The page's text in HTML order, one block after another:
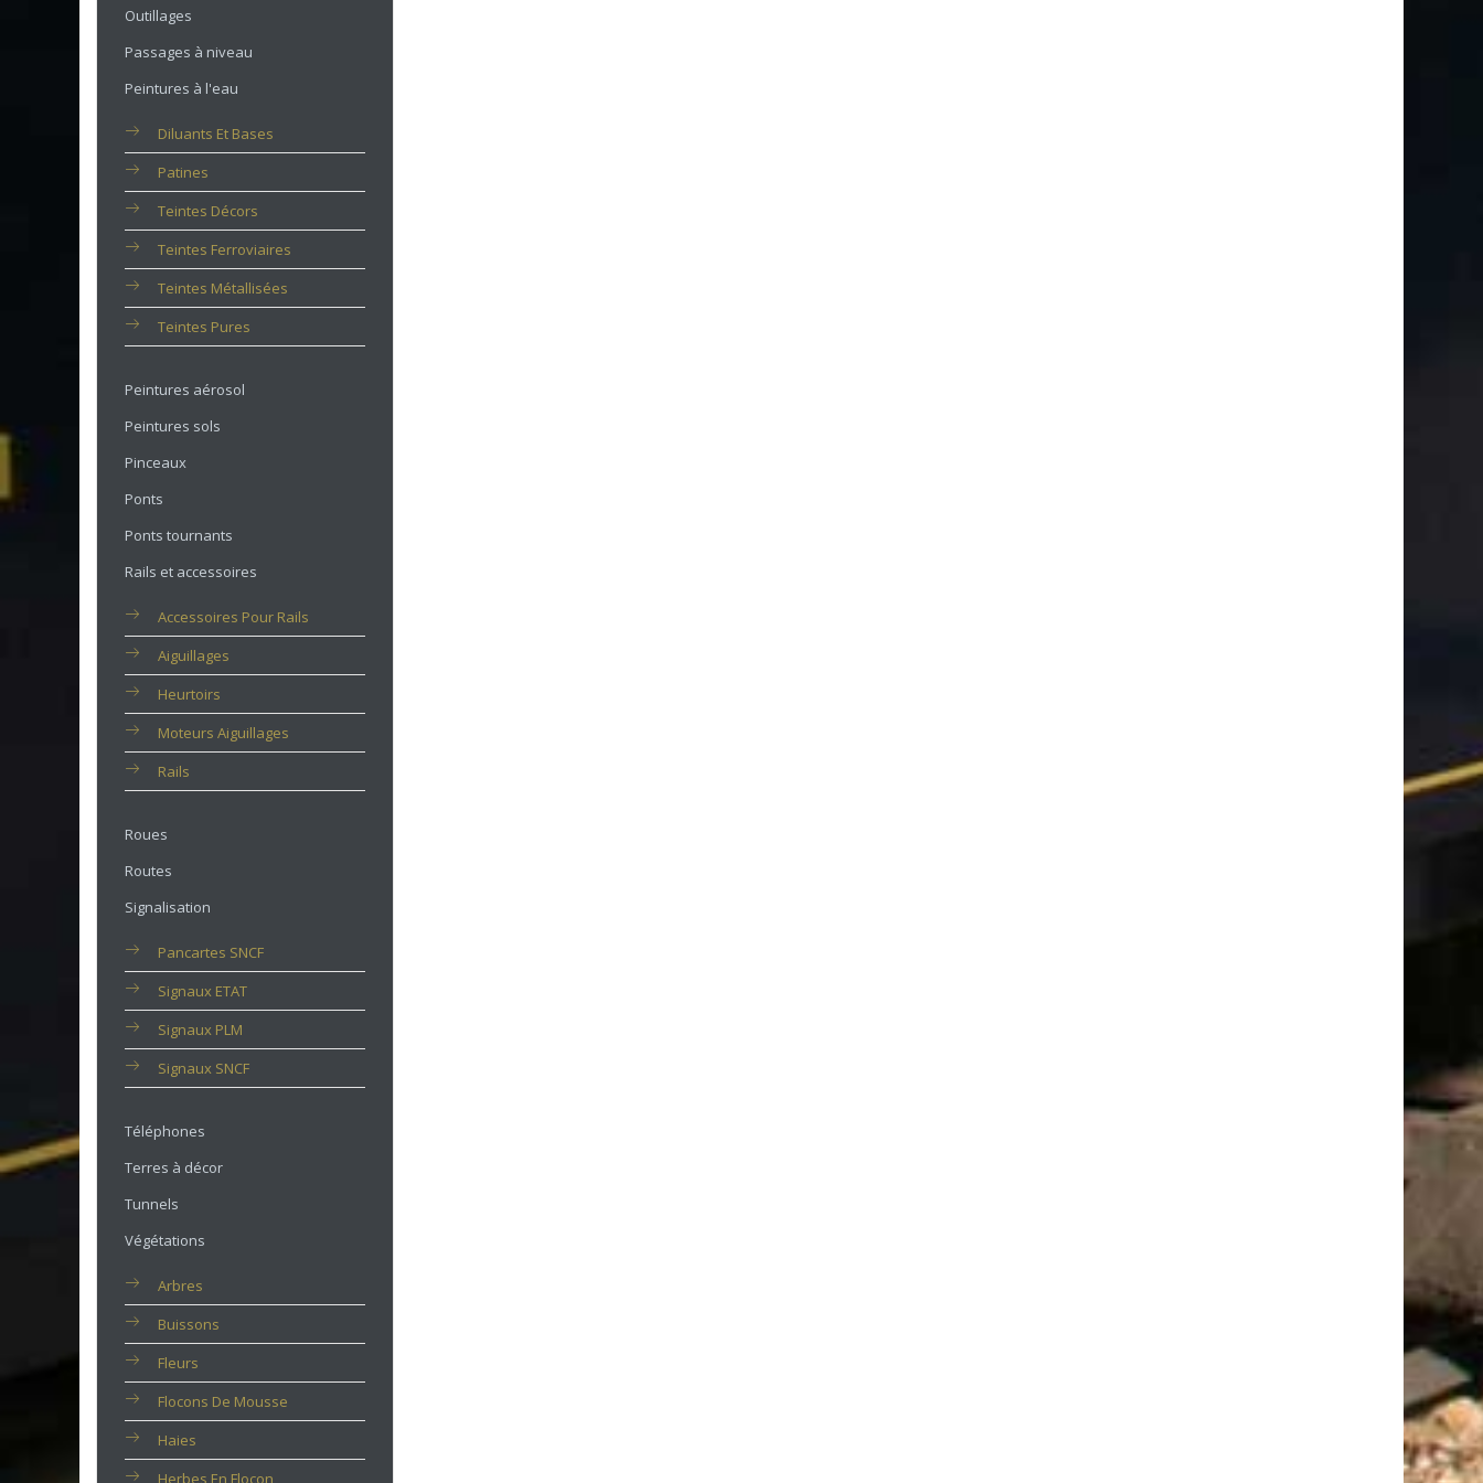
Outillages
Passages à niveau
Peintures à l'eau
Diluants Et Bases
Patines
Teintes Décors
Teintes Ferroviaires
Teintes Métallisées
Teintes Pures
Peintures aérosol
Peintures sols
Pinceaux
Ponts
Ponts tournants
Rails et accessoires
Accessoires Pour Rails
Aiguillages
Heurtoirs
Moteurs Aiguillages
Rails
Roues
Routes
Signalisation
Pancartes SNCF
Signaux ETAT
Signaux PLM
Signaux SNCF
Téléphones
Terres à décor
Tunnels
Végétations
Arbres
Buissons
Fleurs
Flocons De Mousse
Haies
Herbes En Flocon